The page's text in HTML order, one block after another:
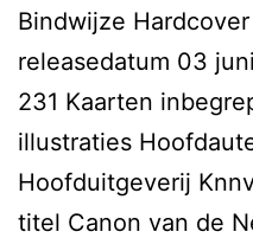
Bindwijze
releasedatum 03
231 Kaarten
illustraties
Hoofduitgeverij
titel Canon van de